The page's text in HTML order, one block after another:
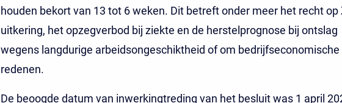
houden bekort van 13 tot 6 weken. Dit betreft onder meer het recht op
uitkering, het opzegverbod bij ziekte en de herstelprognose bij ontslag
wegens langdurige arbeidsongeschiktheid of om bedrijfseconomische
redenen.
De beoogde datum van inwerkingtreding van het besluit was 1 april